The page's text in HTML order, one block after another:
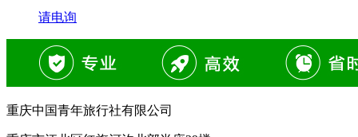
请电询
重庆中国青年旅行社有限公司